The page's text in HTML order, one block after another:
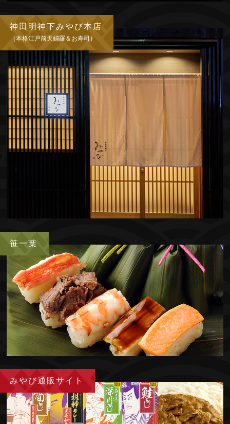
神田明神下みやび本店
（本格江戸前天婦羅＆お寿司）
笹一葉
みやび通販サイト